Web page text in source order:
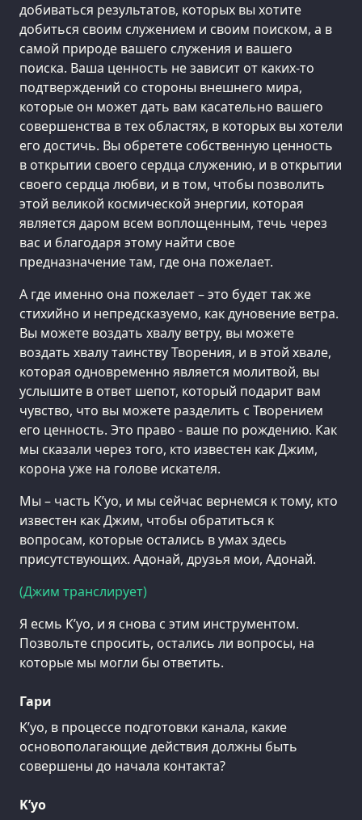
добиваться результатов, которых вы хотите
добиться своим служением и своим поиском, а в
самой природе вашего служения и вашего
поиска. Ваша ценность не зависит от каких-то
подтверждений со стороны внешнего мира,
которые он может дать вам касательно вашего
совершенства в тех областях, в которых вы хотели
его достичь. Вы обретете собственную ценность
в открытии своего сердца служению, и в открытии
своего сердца любви, и в том, чтобы позволить
этой великой космической энергии, которая
является даром всем воплощенным, течь через
вас и благодаря этому найти свое
предназначение там, где она пожелает.
А где именно она пожелает – это будет так же
стихийно и непредсказуемо, как дуновение ветра.
Вы можете воздать хвалу ветру, вы можете
воздать хвалу таинству Творения, и в этой хвале,
которая одновременно является молитвой, вы
услышите в ответ шепот, который подарит вам
чувство, что вы можете разделить с Творением
его ценность. Это право - ваше по рождению. Как
мы сказали через того, кто известен как Джим,
корона уже на голове искателя.
Мы – часть K’уо, и мы сейчас вернемся к тому, кто
известен как Джим, чтобы обратиться к
вопросам, которые остались в умах здесь
присутствующих. Адонай, друзья мои, Адонай.
(Джим транслирует)
Я есмь K’уо, и я снова с этим инструментом.
Позвольте спросить, остались ли вопросы, на
которые мы могли бы ответить.
Гари
K’уо, в процессе подготовки канала, какие
основополагающие действия должны быть
совершены до начала контакта?
K’уо